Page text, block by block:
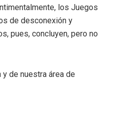
los Juegos
de desconexión y
pues, concluyen, pero no
de nuestra área de